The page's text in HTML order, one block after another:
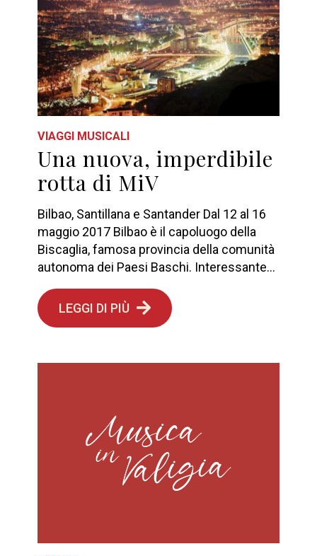
VIAGGI MUSICALI
Una nuova, imperdibile
rotta di MiV
Bilbao, Santillana e Santander Dal 12 al 16
maggio 2017 Bilbao è il capoluogo della
Biscaglia, famosa provincia della comunità
autonoma dei Paesi Baschi. Interessante...
LEGGI DI PIÙ